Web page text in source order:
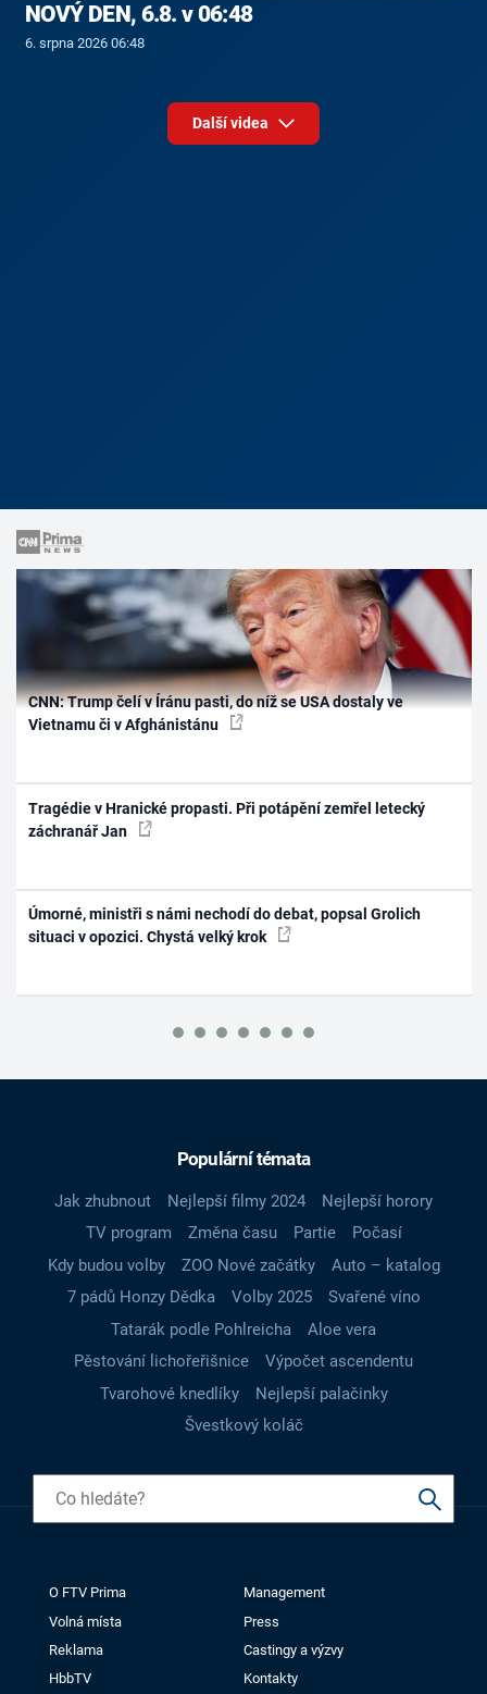
NOVÝ DEN, 6.8. v 06:48
6. srpna 2026 06:48
Další videa
CNN: Trump čelí v Íránu pasti, do níž se USA dostaly ve
Vietnamu či v Afghánistánu
Tragédie v Hranické propasti. Při potápění zemřel letecký
záchranář Jan
Úmorné, ministři s námi nechodí do debat, popsal Grolich
situaci v opozici. Chystá velký krok
Populární témata
Jak zhubnout Nejlepší filmy 2024
Nejlepší horory
TV program
Změna času Partie
Počasí
Kdy budou volby
ZOO Nové začátky
Auto – katalog
7 pádů Honzy Dědka
Volby 2025
Svařené víno
Tatarák podle Pohlreicha
Aloe vera
Pěstování lichořeřišnice
Výpočet ascendentu
Tvarohové knedlíky
Nejlepší palačinky
Švestkový koláč
O FTV Prima
Management
Volná místa
Press
Reklama
Castingy a výzvy
HbbTV
Kontakty